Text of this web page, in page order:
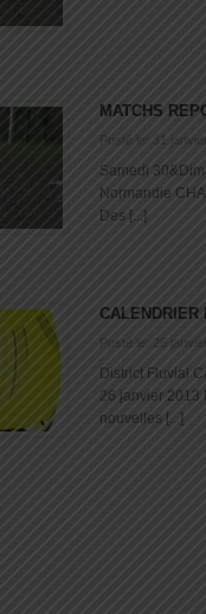
MATCHS
Posté le: 31
Samedi
Normandie
Des [...]
CALENDRIER
Posté le: 26
District Fluvial
26 janvier 2013
nouvelles [...]